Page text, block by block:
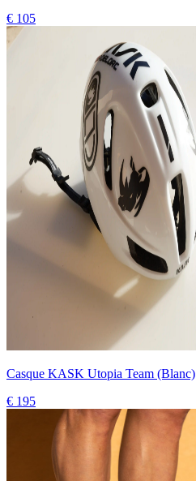
€ 105
Casque KASK Utopia Team (Blanc)
€ 195